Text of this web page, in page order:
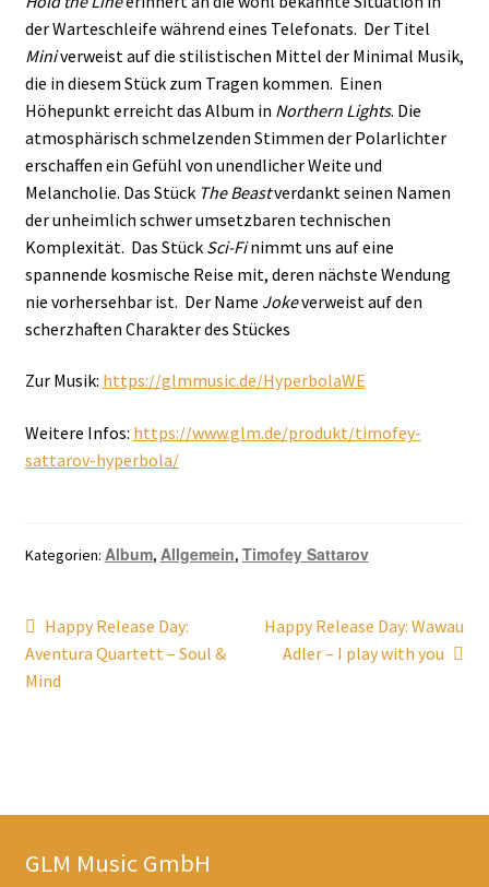
der Warteschleife während eines Telefonats. Der Titel
Miniverweist auf die stilistischen Mittel der Minimal Musik,
die in diesem Stück zum Tragen kommen. Einen
Höhepunkt erreicht das Album in Northern Lights. Die
atmosphärisch schmelzenden Stimmen der Polarlichter
erschaffen ein Gefühl von unendlicher Weite und
Melancholie. Das Stück The Beastverdankt seinen Namen
der unheimlich schwer umsetzbaren technischen
Komplexität. Das Stück Sci-Finimmt uns auf eine
spannende kosmische Reise mit, deren nächste Wendung
nie vorhersehbar ist. Der Name Jokeverweist auf den
scherzhaften Charakter des Stückes
Zur Musik: https://glmmusic.de/HyperbolaWE
Weitere Infos: https://www.glm.de/produkt/timofey-
sattarov-hyperbola/
Kategorien: Album, Allgemein, Timofey Sattarov
Beitragsnavigation
Vorheriger
Beitrag:
Happy Release Day:
Aventura Quartett – Soul &
Mind
Nächster
Beitrag:
Happy Release Day: Wawau
Adler – I play with you
GLM Music GmbH